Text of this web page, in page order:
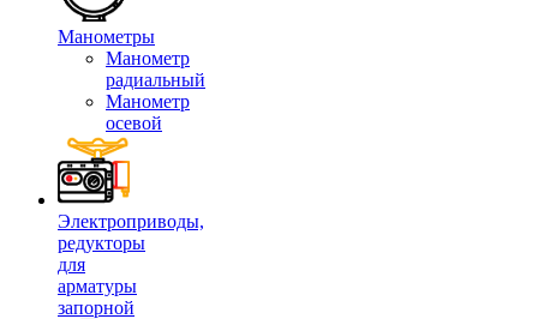
Манометры
Манометр
радиальный
Манометр
осевой
Электроприводы,
редукторы
для
арматуры
запорной